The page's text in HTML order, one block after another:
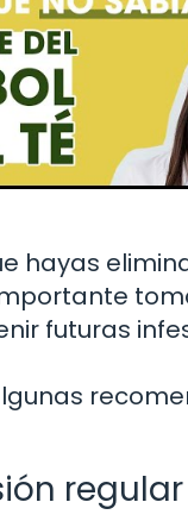
hayas
futuras
regular